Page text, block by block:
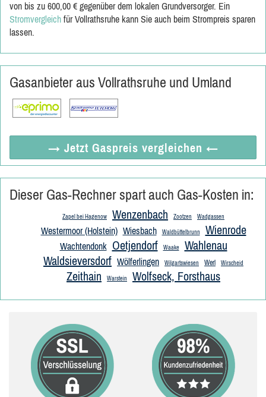
von bis zu 600,00 € gegenüber dem lokalen Grundversorger. Ein
Stromvergleich für Vollrathsruhe kann Sie auch beim Strompreis sparen
lassen.
Gasanbieter aus Vollrathsruhe und Umland
→ Jetzt Gaspreis vergleichen ←
Dieser Gas-Rechner spart auch Gas-Kosten in:
Zapel bei Hagenow Wenzenbach Zootzen Wadgassen
Westermoor (Holstein) Wiesbach Waldbüttelbrunn Wienrode
Wachtendonk Oetjendorf Waake
Wahlenau
Waldsieversdorf Wölferlingen Wilgartswiesen Werl Wirscheid
Zeithain Warstein Wolfseck, Forsthaus